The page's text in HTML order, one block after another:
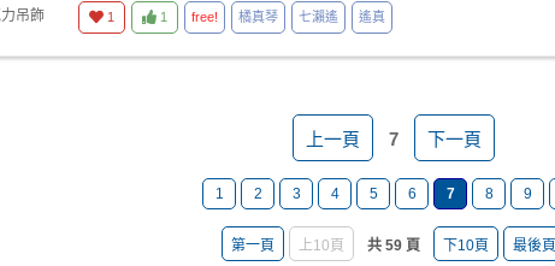
吊飾 1 1 free! 橘真琴 七瀨遙 遙真
上一頁 7 下一頁
1 2 3 4 5 6 7 8 9
第一頁 上10頁 共 59 頁 下10頁 最後頁